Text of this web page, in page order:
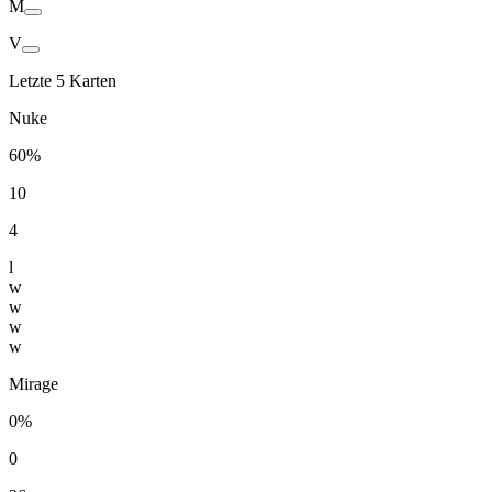
M
V
Letzte 5 Karten
Nuke
60%
10
4
l
w
w
w
w
Mirage
0%
0